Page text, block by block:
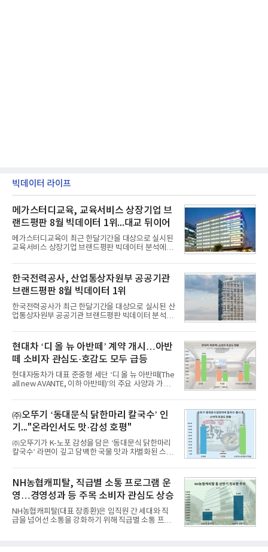
빅데이터 라이프
메가스터디교육, 교육서비스 상장기업 브
랜드평판 8월 빅데이터 1위...대교 뒤이어
메가스터디교육이 최근 한달기간을 대상으로 실시된
교육서비스 상장기업 브랜드평판 빅데이터 분석에서
일 한국기업평판연구소(소장 구창환)는 국내 교육서
비스 상장기업 브랜드를 대상으로 지난 7월 7일부터
8월 7일까지 수집된 소비자 빅데이터 10,074,233건
을 분석한 결과, 메가스터디교육이 브랜드평판지수
1,710,926을 기록하며 8월 1위에 올랐다고 밝혔다.
분석에 활용된 빅데이터는 지난 7월(9,491,206건) 대
비 6.14% 증가한 수치로, 교육서비스 상장기업 브랜
디교육, 대교, 디지
한국전력공사, 산업통상자원부 공공기관
브랜드평판 8월 빅데이터 1위
한국전력공사가 최근 한달기간을 대상으로 실시된 산
업통상자원부 공공기관 브랜드평판 빅데이터 분석에
이 순으로 뒤를 이었다.7일 한국기업평판연구소(소장
구창환)는 산업통상자원부 공공기관 41개 브랜드를
대상으로 지난 7월 7일부터 8월 7일까지 수집된 소비
자 빅데이터 91,102,549건을 분석한 결과, 한국전력
공사가 브랜드평판지수 10,670,633을 기록하며 8월
1위에 올랐다고 밝혔다. 분석에 활용된 빅데이터는 지
난 7월(88,893,823건) 대비 2.48% 증가한 수치다.연
수력원자력, 한국석
현대차 ‘디 올 뉴 아반떼’ 계약 개시…아반
떼 소비자 관심도·호감도 모두 급등
현대자동차가 대표 준중형 세단 ‘디 올 뉴 아반떼(The
all new AVANTE, 이하 아반떼)’의 주요 사양과 가격
떼는 6년 만에 선보이는 8세대 완전변경 모델로, ▲정
교한 선과 면을 중심으로 완성한 파격적인 디자인 ▲
과거 중형 세단 수준으로 확대된 차체 제원 ▲글로벌
최고 수준의 안전성 ▲성능과 효율을 동시에 높인 주
행 완성도 ▲첨단 편의 및 디지털 사양 적용 등을 통해
글로벌 준중형 세단의 새로운 기준을 세웠다.아반떼
는 가솔린 2.0과 1.6 하이브리드 두 가지 파워트레인
넘
㈜오뚜기 ‘동대문식 닭한마리 칼국수’ 인
기..."온라인서도 맛·감성 호평"
㈜오뚜기가 K-노포 감성을 담은 ‘동대문식 닭한마리
칼국수’ 라면이 깊고 담백한 국물 맛과 차별화된 스토
혔다.‘동대문식 닭한마리 칼국수’는 예상을 뛰어넘는
소비자 호응에 힘입어 지난 7월 13일 첫 선을 보인 지
단 18일 만에 누적 판매량 50만 개를 돌파하는 성과를
거두었다.이번 신제품은 개발진이 전국의 닭한마리
전문점을 직접 찾아 다니며 최적의 육수 비율을 완성
했다. 자극적이지 않으면서도 깊은 닭육수에 마늘의
개운한 풍미를 더했으며, 국물이 잘 배어들면서도 쫄
NH농협캐피탈, 직급별 소통 프로그램 운
영…경영성과 등 주목 소비자 관심도 상승
NH농협캐피탈(대표 장종환)은 임직원 간 세대와 직
급을 넘어선 소통을 강화하기 위해 직급별 소통 프로